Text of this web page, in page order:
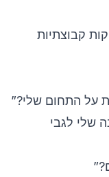
קבוצתיות
על התחום שלי?”
שלי לגבי